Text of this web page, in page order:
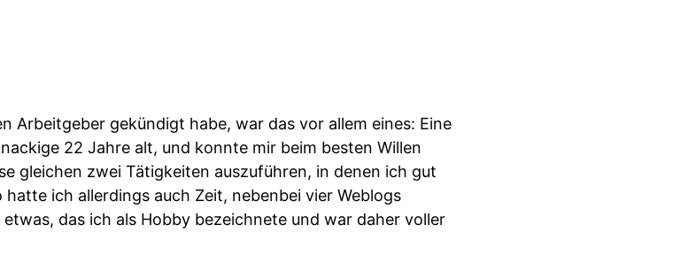
Arbeitgeber gekündigt habe, war das vor allem eines: Eine
22 Jahre alt, und konnte mir beim besten Willen
gleichen zwei Tätigkeiten auszuführen, in denen ich gut
ich allerdings auch Zeit, nebenbei vier Weblogs
das ich als Hobby bezeichnete und war daher voller